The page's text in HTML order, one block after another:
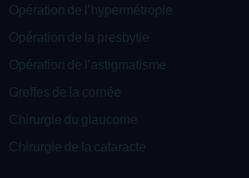
Opération de l’hypermétropie
Opération de la presbytie
Opération de l’astigmatisme
Greffes de la cornée
Chirurgie du glaucome
Chirurgie de la cataracte